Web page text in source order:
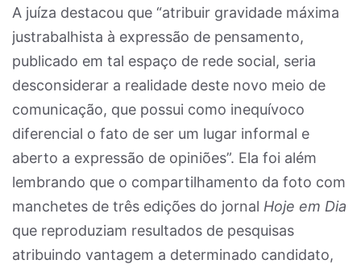
A juíza destacou que “atribuir gravidade máxima
justrabalhista à expressão de pensamento,
publicado em tal espaço de rede social, seria
desconsiderar a realidade deste novo meio de
comunicação, que possui como inequívoco
diferencial o fato de ser um lugar informal e
aberto a expressão de opiniões”. Ela foi além
lembrando que o compartilhamento da foto com
manchetes de três edições do jornal Hoje em Dia
que reproduziam resultados de pesquisas
atribuindo vantagem a determinado candidato,